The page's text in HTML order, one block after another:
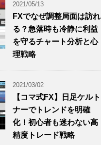
2021/05/13
FXでなぜ調整局面は訪れ
る？急落時も冷静に利益
を守るチャート分析と心
理戦略
2021/03/02
【コマ式FX】日足ケルト
ナーでトレンドを明確
化！初心者も迷わない高
精度トレード戦略